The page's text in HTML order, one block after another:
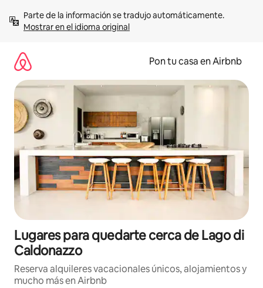
contenidoMostrar en el idioma original
Pon tu casa en Airbnb
Lugares para quedarte cerca de Lago di
Caldonazzo
Reserva alquileres vacacionales únicos, alojamientos y
mucho más en Airbnb